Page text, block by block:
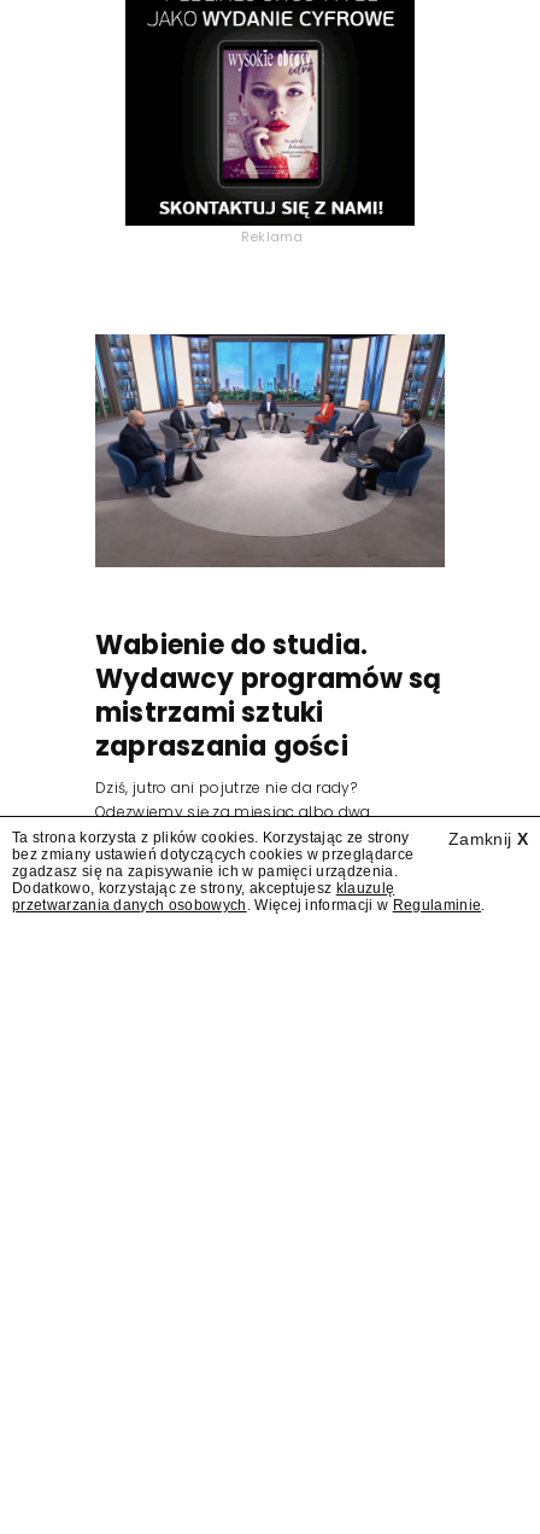
Reklama
Wabienie do studia.
Wydawcy programów są
mistrzami sztuki
zapraszania gości
Dziś, jutro ani pojutrze nie da rady?
Odezwiemy się za miesiąc albo dwa.
Wydawcy programów są mistrzami sztuki
zapraszania gości.
Zamknij X
Ta strona korzysta z plików cookies. Korzystając ze strony
bez zmiany ustawień dotyczących cookies w przeglądarce
zgadzasz się na zapisywanie ich w pamięci urządzenia.
Dodatkowo, korzystając ze strony, akceptujesz klauzulę
przetwarzania danych osobowych . Więcej informacji w Regulaminie.